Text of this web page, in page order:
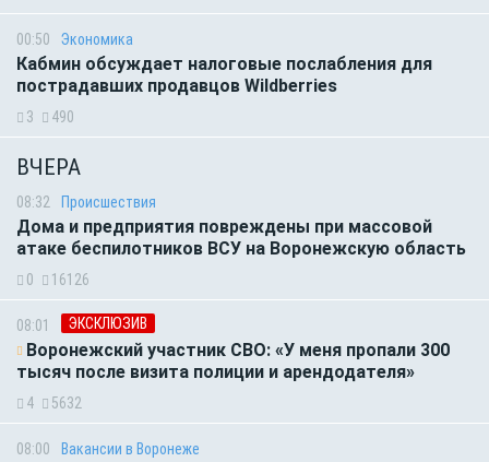
00:50 Экономика
Кабмин обсуждает налоговые послабления для
пострадавших продавцов Wildberries
3 490
ВЧЕРА
08:32 Происшествия
Дома и предприятия повреждены при массовой
атаке беспилотников ВСУ на Воронежскую область
0 16126
08:01 ЭКСКЛЮЗИВ
Воронежский участник СВО: «У меня пропали 300
тысяч после визита полиции и арендодателя»
4 5632
08:00 Вакансии в Воронеже